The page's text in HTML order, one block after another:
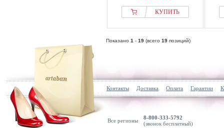
КУПИТЬ
Показано 1 - 19 (всего 19 позиций)
Контакты Доставка Оплата Гарантии
Все регионы
8-800-333-5792
(звонок бесплатный)